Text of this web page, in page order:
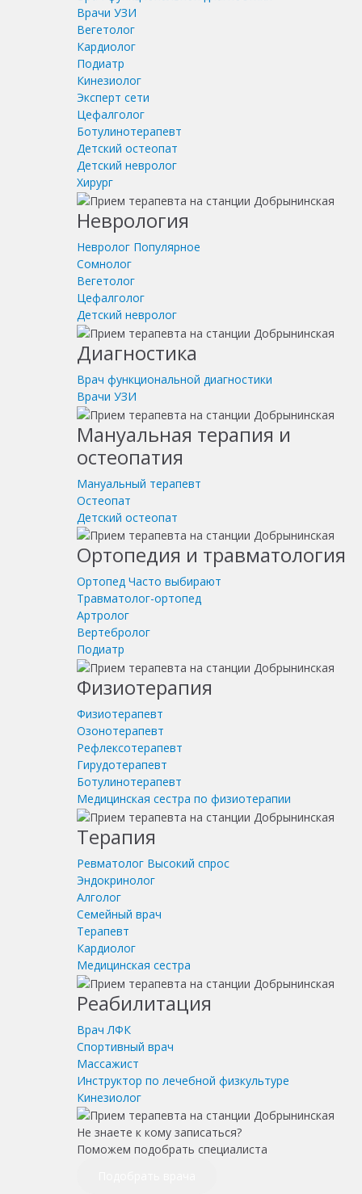
Врачи УЗИ
Вегетолог
Кардиолог
Подиатр
Кинезиолог
Эксперт сети
Цефалголог
Ботулинотерапевт
Детский остеопат
Детский невролог
Хирург
Неврология
Невролог Популярное
Сомнолог
Вегетолог
Цефалголог
Детский невролог
Диагностика
Врач функциональной диагностики
Врачи УЗИ
Мануальная терапия и
остеопатия
Мануальный терапевт
Остеопат
Детский остеопат
Ортопедия и травматология
Ортопед Часто выбирают
Травматолог-ортопед
Артролог
Вертебролог
Подиатр
Физиотерапия
Физиотерапевт
Озонотерапевт
Рефлексотерапевт
Гирудотерапевт
Ботулинотерапевт
Медицинская сестра по физиотерапии
Терапия
Ревматолог Высокий спрос
Эндокринолог
Алголог
Семейный врач
Терапевт
Кардиолог
Медицинская сестра
Реабилитация
Врач ЛФК
Спортивный врач
Массажист
Инструктор по лечебной физкультуре
Кинезиолог
Не знаете к кому записаться?
Поможем подобрать специалиста